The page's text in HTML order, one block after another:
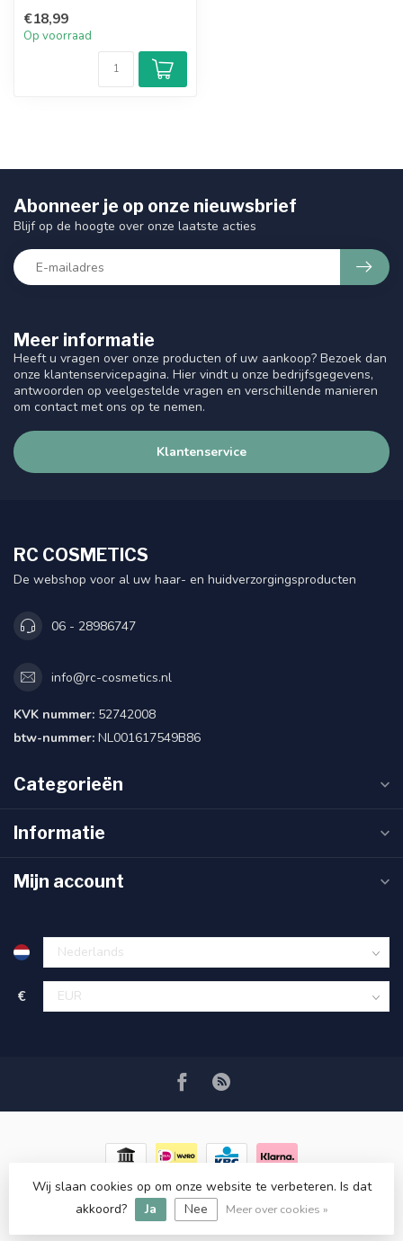
essentiële ing...
€18,99
Op voorraad
Meer informatie
Heeft u vragen over onze producten of uw aankoop? Bezoek dan
onze klantenservicepagina. Hier vindt u onze bedrijfsgegevens,
antwoorden op veelgestelde vragen en verschillende manieren
om contact met ons op te nemen.
Klantenservice
Abonneer je op onze nieuwsbrief
Blijf op de hoogte over onze laatste acties
RC COSMETICS
De webshop voor al uw haar- en huidverzorgingsproducten
06 - 28986747
info@rc-cosmetics.nl
KVK nummer: 52742008
btw-nummer: NL001617549B86
Categorieën
Informatie
Mijn account
€
© Copyright 2026 RC COSMETICS- Powered byLightspeed-
Lightspeed design
Dyvelopment
Wij slaan cookies op om onze website te verbeteren. Is dat
akkoord?
Ja Nee Meer over cookies »